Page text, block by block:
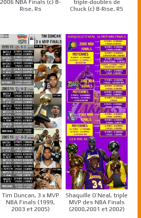
2006 NBA Finals (c) B-
Rise, Rs
triple-doubles de
Chuck (c) B-Rise, RS
Tim Duncan, 3 x MVP
NBA Finals (1999,
2003 et 2005)
Shaquille O’Neal, triple
MVP des NBA Finals
(2000,2001 et 2002)